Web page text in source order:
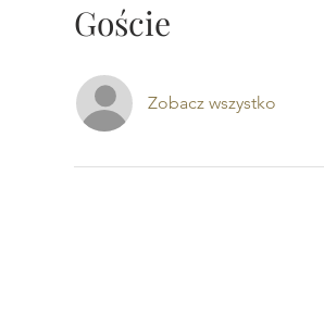
Goście
Zobacz wszystko